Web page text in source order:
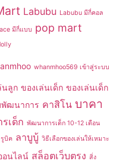
Labubu Labubu มีกี่คอล
มีกี่แบบ pop mart
whanmhoo569 เข้าสู่ระบบ
นลูก ของเล่นเด็ก ของเล่นเด็ก
พัฒนาการ คาสิโน บาคา
เด็ก พัฒนาการเด็ก 10-12 เดือน
รูบิค ลาบูบู้ วิธีเลือกของเล่นให้เหมาะ
อนไลน์ สล็อตเว็บตรง สิ่ง